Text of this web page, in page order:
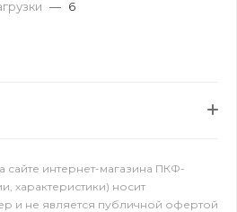
— 6
интернет-магазина ПКФ-
характеристики) носит
и не является публичной офертой